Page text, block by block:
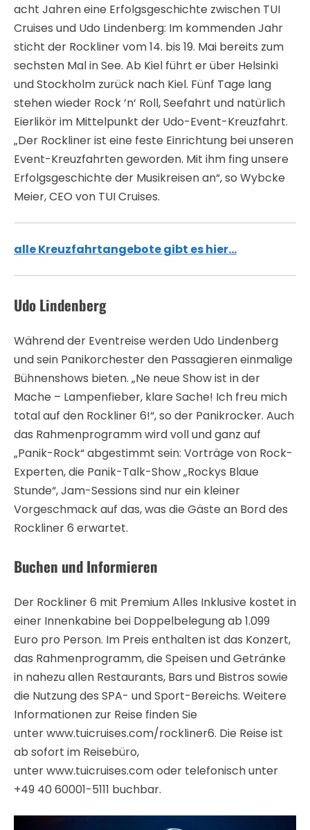
acht Jahren eine Erfolgsgeschichte zwischen TUI
Cruises und Udo Lindenberg: Im kommenden Jahr
sticht der Rockliner vom 14. bis 19. Mai bereits zum
sechsten Mal in See. Ab Kiel führt er über Helsinki
und Stockholm zurück nach Kiel. Fünf Tage lang
stehen wieder Rock ’n‘ Roll, Seefahrt und natürlich
Eierlikör im Mittelpunkt der Udo-Event-Kreuzfahrt.
„Der Rockliner ist eine feste Einrichtung bei unseren
Event-Kreuzfahrten geworden. Mit ihm fing unsere
Erfolgsgeschichte der Musikreisen an“, so Wybcke
Meier, CEO von TUI Cruises.
alle Kreuzfahrtangebote gibt es hier…
Udo Lindenberg
Während der Eventreise werden Udo Lindenberg
und sein Panikorchester den Passagieren einmalige
Bühnenshows bieten. „Ne neue Show ist in der
Mache – Lampenfieber, klare Sache! Ich freu mich
total auf den Rockliner 6!“, so der Panikrocker. Auch
das Rahmenprogramm wird voll und ganz auf
„Panik-Rock“ abgestimmt sein: Vorträge von Rock-
Experten, die Panik-Talk-Show „Rockys Blaue
Stunde“, Jam-Sessions sind nur ein kleiner
Vorgeschmack auf das, was die Gäste an Bord des
Rockliner 6 erwartet.
Buchen und Informieren
Der Rockliner 6 mit Premium Alles Inklusive kostet in
einer Innenkabine bei Doppelbelegung ab 1.099
Euro pro Person. Im Preis enthalten ist das Konzert,
das Rahmenprogramm, die Speisen und Getränke
in nahezu allen Restaurants, Bars und Bistros sowie
die Nutzung des SPA- und Sport-Bereichs. Weitere
Informationen zur Reise finden Sie
unter www.tuicruises.com/rockliner6. Die Reise ist
ab sofort im Reisebüro,
unter www.tuicruises.com oder telefonisch unter
+49 40 60001-5111 buchbar.